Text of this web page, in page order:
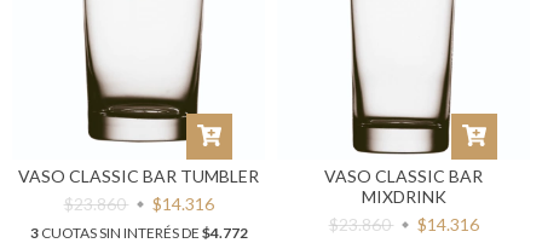
VASO CLASSIC BAR TUMBLER
$23.860
$14.316
3CUOTAS SIN INTERÉS DE $4.772
VASO CLASSIC BAR
MIXDRINK
$23.860
$14.316